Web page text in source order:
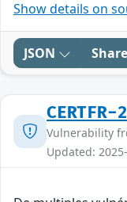
Show details on
JSON Share
Vulnerability
Updated: